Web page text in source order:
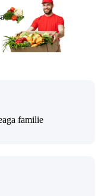
ta
familie